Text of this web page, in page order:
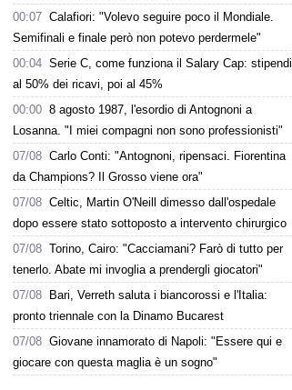
00:07 Calafiori: "Volevo seguire poco il Mondiale.
Semifinali e finale però non potevo perdermele"
00:04 Serie C, come funziona il Salary Cap: stipendi
al 50% dei ricavi, poi al 45%
00:00 8 agosto 1987, l'esordio di Antognoni a
Losanna. "I miei compagni non sono professionisti"
07/08 Carlo Conti: "Antognoni, ripensaci. Fiorentina
da Champions? Il Grosso viene ora"
07/08 Celtic, Martin O'Neill dimesso dall'ospedale
dopo essere stato sottoposto a intervento chirurgico
07/08 Torino, Cairo: "Cacciamani? Farò di tutto per
tenerlo. Abate mi invoglia a prendergli giocatori"
07/08
Bari, Verreth saluta i biancorossi e l'Italia:
pronto triennale con la Dinamo Bucarest
07/08 Giovane innamorato di Napoli: "Essere qui e
giocare con questa maglia è un sogno"